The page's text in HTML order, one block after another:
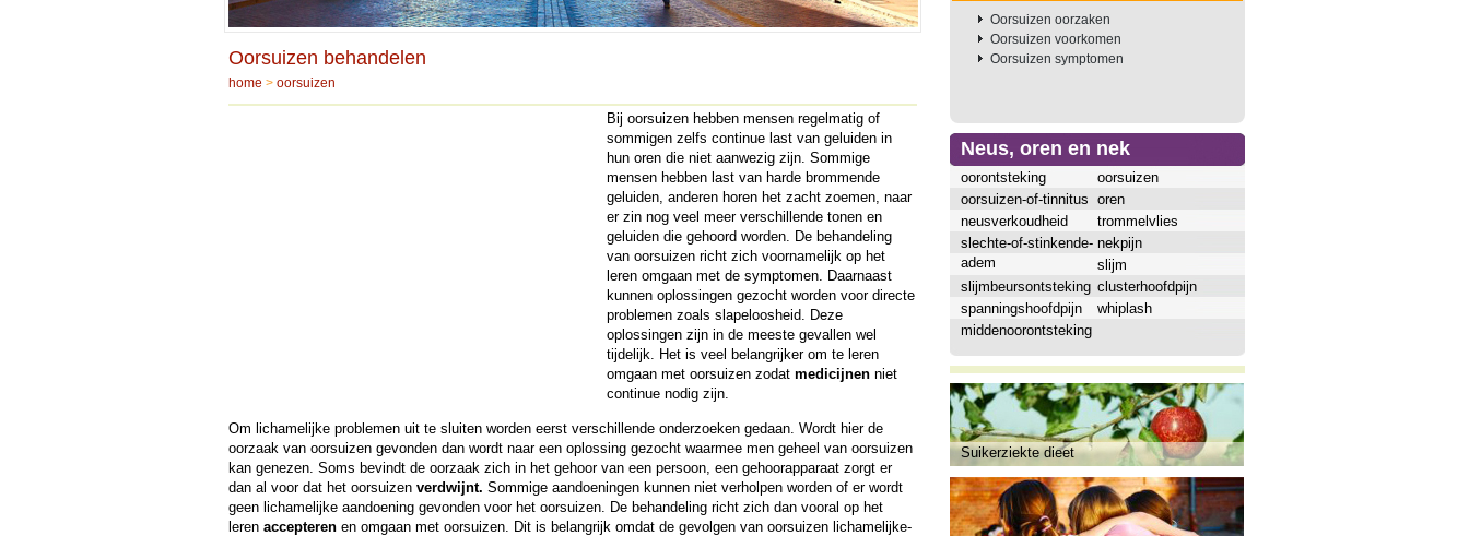
Oorsuizen behandelen
home > oorsuizen
Bij oorsuizen hebben mensen regelmatig of
sommigen zelfs continue last van geluiden in
hun oren die niet aanwezig zijn. Sommige
mensen hebben last van harde brommende
geluiden, anderen horen het zacht zoemen, naar
er zin nog veel meer verschillende tonen en
geluiden die gehoord worden. De behandeling
van oorsuizen richt zich voornamelijk op het
leren omgaan met de symptomen. Daarnaast
kunnen oplossingen gezocht worden voor directe
problemen zoals slapeloosheid. Deze
oplossingen zijn in de meeste gevallen wel
tijdelijk. Het is veel belangrijker om te leren
omgaan met oorsuizen zodat medicijnenniet
continue nodig zijn.
Om lichamelijke problemen uit te sluiten worden eerst verschillende onderzoeken gedaan. Wordt hier de
oorzaak van oorsuizen gevonden dan wordt naar een oplossing gezocht waarmee men geheel van oorsuizen
kan genezen. Soms bevindt de oorzaak zich in het gehoor van een persoon, een gehoorapparaat zorgt er
dan al voor dat het oorsuizen verdwijnt. Sommige aandoeningen kunnen niet verholpen worden of er wordt
geen lichamelijke aandoening gevonden voor het oorsuizen. De behandeling richt zich dan vooral op het
leren accepterenen omgaan met oorsuizen. Dit is belangrijk omdat de gevolgen van oorsuizen lichamelijke-
Oorsuizen oorzaken
Oorsuizen voorkomen
Oorsuizen symptomen
Neus, oren en nek
oorontsteking
oorsuizen
oorsuizen-of-tinnitus oren
neusverkoudheid
trommelvlies
slechte-of-stinkende-
adem
nekpijn
slijm
slijmbeursontsteking clusterhoofdpijn
spanningshoofdpijn
whiplash
middenoorontsteking
Suikerziekte dieet